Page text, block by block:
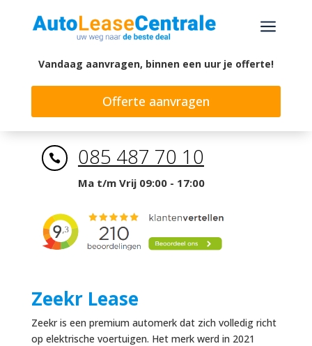
a
Vandaag aanvragen, binnen een uur je offerte!
Offerte aanvragen
 085 487 70 10
Ma t/m Vrij 09:00 - 17:00
Zeekr Lease
Zeekris een premium automerk dat zich volledig richt
op elektrische voertuigen. Het merk werd in 2021